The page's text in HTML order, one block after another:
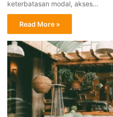
keterbatasan modal, akses…
Read More »